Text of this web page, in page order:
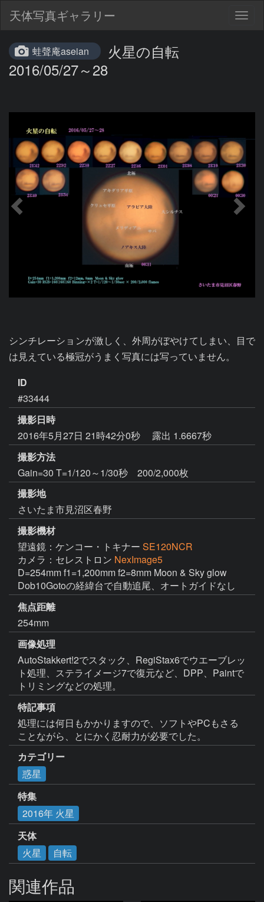
天体写真ギャラリー
蛙聲庵aseian
火星の自転
2016/05/27～28
シンチレーションが激しく、外周がぼやけてしまい、目で
は見えている極冠がうまく写真には写っていません。
ID
#33444
撮影日時
2016年5月27日 21時42分0秒
露出 1.6667秒
撮影方法
Gain=30 T=1/120～1/30秒 200/2,000枚
撮影地
さいたま市見沼区春野
撮影機材
望遠鏡：ケンコー・トキナー SE120NCR
カメラ：セレストロン NexImage5
D=254mm f1=1,200mm f2=8mm Moon & Sky glow
Dob10Gotoの経緯台で自動追尾、オートガイドなし
焦点距離
254mm
画像処理
AutoStakkert!2でスタック、RegiStax6でウエーブレッ
ト処理、ステライメージ7で復元など、DPP、Paintで
トリミングなどの処理。
特記事項
処理には何日もかかりますので、ソフトやPCもさる
ことながら、とにかく忍耐力が必要でした。
カテゴリー
惑星
特集
2016年 火星
天体
火星
自転
関連作品